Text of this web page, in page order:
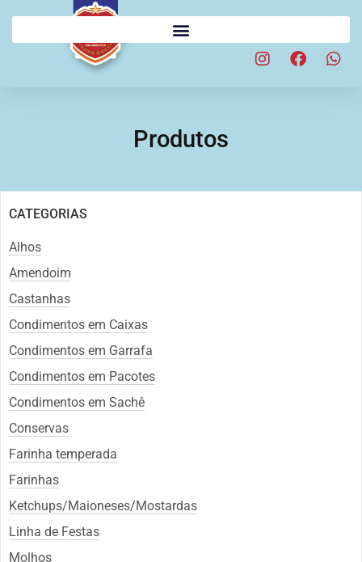
Produtos
CATEGORIAS
Alhos
Amendoim
Castanhas
Condimentos em Caixas
Condimentos em Garrafa
Condimentos em Pacotes
Condimentos em Sachê
Conservas
Farinha temperada
Farinhas
Ketchups/Maioneses/Mostardas
Linha de Festas
Molhos